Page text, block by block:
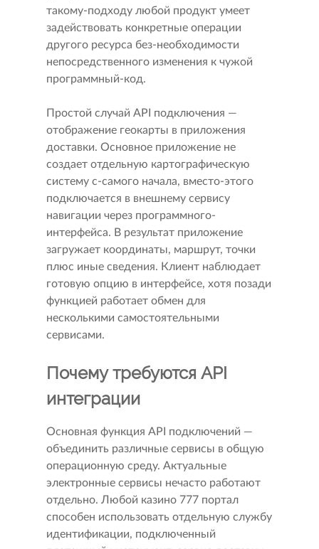
такому-подходу любой продукт умеет
задействовать конкретные операции
другого ресурса без-необходимости
непосредственного изменения к чужой
программный-код.
Простой случай API подключения —
отображение геокарты в приложения
доставки. Основное приложение не
создает отдельную картографическую
систему с-самого начала, вместо-этого
подключается в внешнему сервису
навигации через программного-
интерфейса. В результат приложение
загружает координаты, маршрут, точки
плюс иные сведения. Клиент наблюдает
готовую опцию в интерфейсе, хотя позади
функцией работает обмен для
несколькими самостоятельными
сервисами.
Почему требуются API
интеграции
Основная функция API подключений —
объединить различные сервисы в общую
операционную среду. Актуальные
электронные сервисы нечасто работают
отдельно. Любой казино 777 портал
способен использовать отдельную службу
идентификации, подключенный